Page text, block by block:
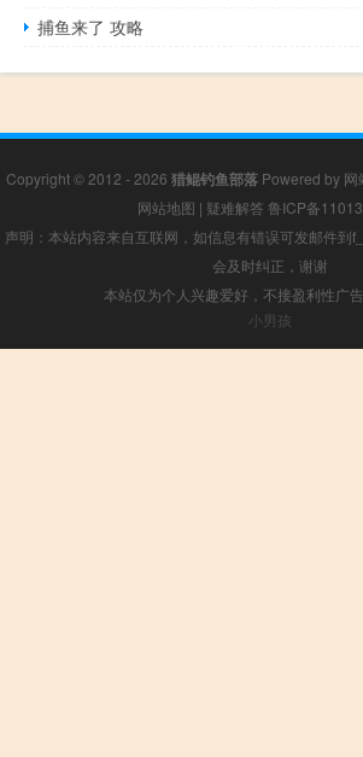
捕鱼来了 攻略
Copyright © 2012 - 2026 猎鲲钓鱼部落Powered by 网
网站地图 | 疑难解答 鲁ICP备
声明：本站内容来自互联网，如信息有错误可发邮件到
会及时纠正，谢谢
本站仅为个人兴趣爱好，不接盈利性广
小男孩